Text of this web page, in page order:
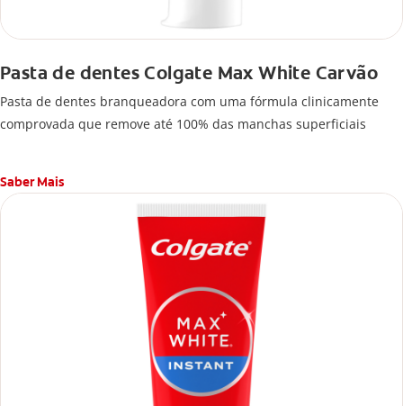
Pasta de dentes Colgate Max White Carvão
Pasta de dentes branqueadora com uma fórmula clinicamente
comprovada que remove até 100% das manchas superficiais
Saber Mais